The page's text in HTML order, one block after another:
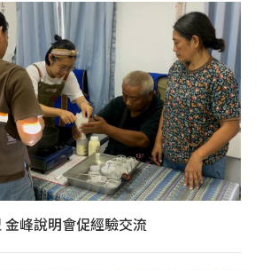
峰說明會促經驗交流